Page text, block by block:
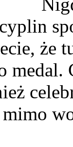
że
medal.